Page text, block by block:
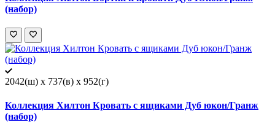
(набор)
2042(ш) x 737(в) x 952(г)
Коллекция Хилтон Кровать с ящиками Дуб юкон/Гранж
(набор)